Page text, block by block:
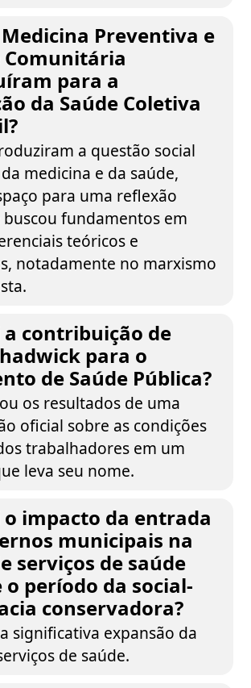
Preventiva e
Comunitária
para a
da Saúde Coletiva
a questão social
medicina e da saúde,
para uma reflexão
fundamentos em
teóricos e
notadamente no marxismo
contribuição de
para o
de Saúde Pública?
os resultados de uma
oficial sobre as condições
trabalhadores em um
leva seu nome.
impacto da entrada
municipais na
serviços de saúde
período da social-
conservadora?
significativa expansão da
de saúde.